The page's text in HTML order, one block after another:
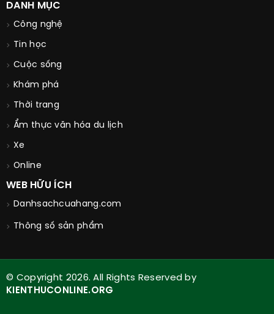
DANH MỤC
Công nghệ
Tin học
Cuộc sống
Khám phá
Thời trang
Ẩm thực văn hóa du lịch
Xe
Online
WEB HỮU ÍCH
Danhsachcuahang.com
Thông số sản phẩm
© Copyright 2026. All Rights Reserved by
KIENTHUCONLINE.ORG